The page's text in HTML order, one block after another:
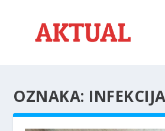
OZNAKA: INFEKCIJA